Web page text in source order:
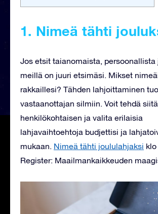
1. Nimeä tähti
Jos etsit taianomaista, persoonallista
meillä on juuri etsimäsi. Mikset
rakkaillesi? Tähden lahjoittaminen
vastaanottajan silmiin. Voit tehdä siitä
henkilökohtaisen ja valita erilaisia
lahjavaihtoehtoja budjettisi ja
mukaan. Nimeä tähti joululahjaksi
Register: Maailmankaikkeuden